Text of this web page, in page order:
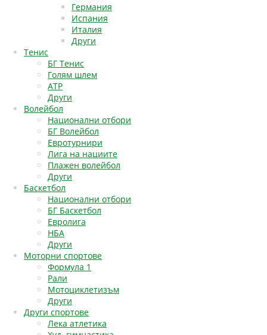
Германия
Испания
Италия
Други
Тенис
БГ Тенис
Голям шлем
АТР
Други
Волейбол
Национални отбори
БГ Волейбол
Евротурнири
Лига на нациите
Плажен волейбол
Други
Баскетбол
Национални отбори
БГ Баскетбол
Евролига
НБА
Други
Моторни спортове
Формула 1
Рали
Мотоциклетизъм
Други
Други спортове
Лека атлетика